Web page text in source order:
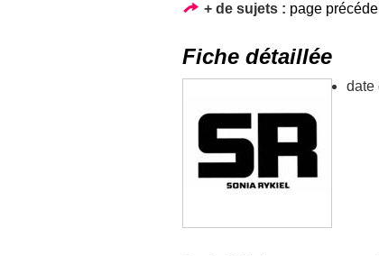
+ de sujets : page
Fiche détaillée
date